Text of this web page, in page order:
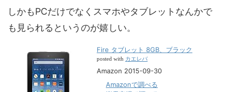
しかもPCだけでなくスマホやタブレットなんかで
も見られるというのが嬉しい。
Fire タブレット 8GB、ブラック
posted with カエレバ
Amazon 2015-09-30
Amazonで調べる